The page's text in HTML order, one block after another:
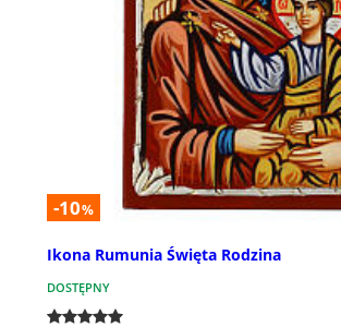
-10%
Ikona Rumunia Święta Rodzina
DOSTĘPNY